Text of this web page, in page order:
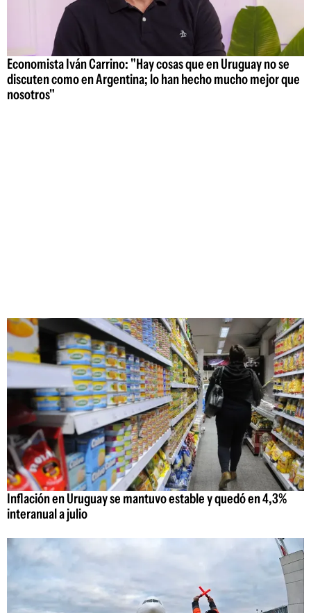
Economista Iván Carrino: "Hay cosas que en Uruguay no se
discuten como en Argentina; lo han hecho mucho mejor que
nosotros"
Inflación en Uruguay se mantuvo estable y quedó en 4,3%
interanual a julio